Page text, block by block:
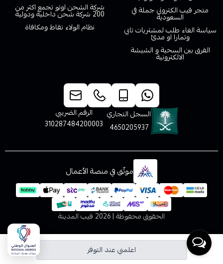
اعلمني عند التوفر
متجر فيب الكتروني جملة في
السعودية
سياسة الغاء طلب لمشتريات تابي
وتمارا او مدئ
الفرق بين السحبة و الشيشة
الالكترونية
شركة الشحن اوتو تجمع اكثر من
200 شركة شحن داخلية ودولية
نظام الولاء نقاط ومكافاة
السجل التجاري
4650205937
الرقم الضريبي
310287484200003
موثّق في منصة الأعمال
الحقوق محفوظة | 2026 فيب المدينة